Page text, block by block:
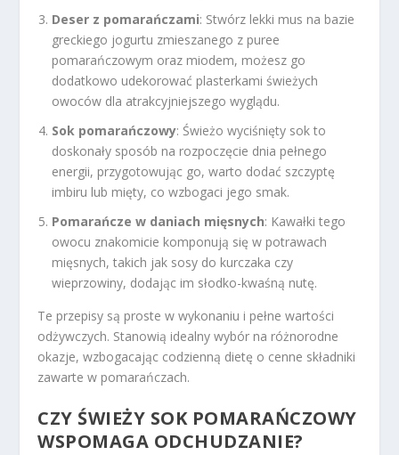
Deser z pomarańczami: Stwórz lekki mus na bazie
greckiego jogurtu zmieszanego z puree
pomarańczowym oraz miodem, możesz go
dodatkowo udekorować plasterkami świeżych
owoców dla atrakcyjniejszego wyglądu.
Sok pomarańczowy: Świeżo wyciśnięty sok to
doskonały sposób na rozpoczęcie dnia pełnego
energii, przygotowując go, warto dodać szczyptę
imbiru lub mięty, co wzbogaci jego smak.
Pomarańcze w daniach mięsnych: Kawałki tego
owocu znakomicie komponują się w potrawach
mięsnych, takich jak sosy do kurczaka czy
wieprzowiny, dodając im słodko-kwaśną nutę.
Te przepisy są proste w wykonaniu i pełne wartości
odżywczych. Stanowią idealny wybór na różnorodne
okazje, wzbogacając codzienną dietę o cenne składniki
zawarte w pomarańczach.
CZY ŚWIEŻY SOK POMARAŃCZOWY
WSPOMAGA ODCHUDZANIE?